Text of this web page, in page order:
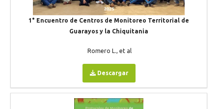
1° Encuentro de Centros de Monitoreo Territorial de
Guarayos y la Chiquitania
Romero L., et al
Descargar